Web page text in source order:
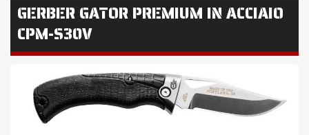
GERBER GATOR PREMIUM IN ACCIAIO
CPM-S30V